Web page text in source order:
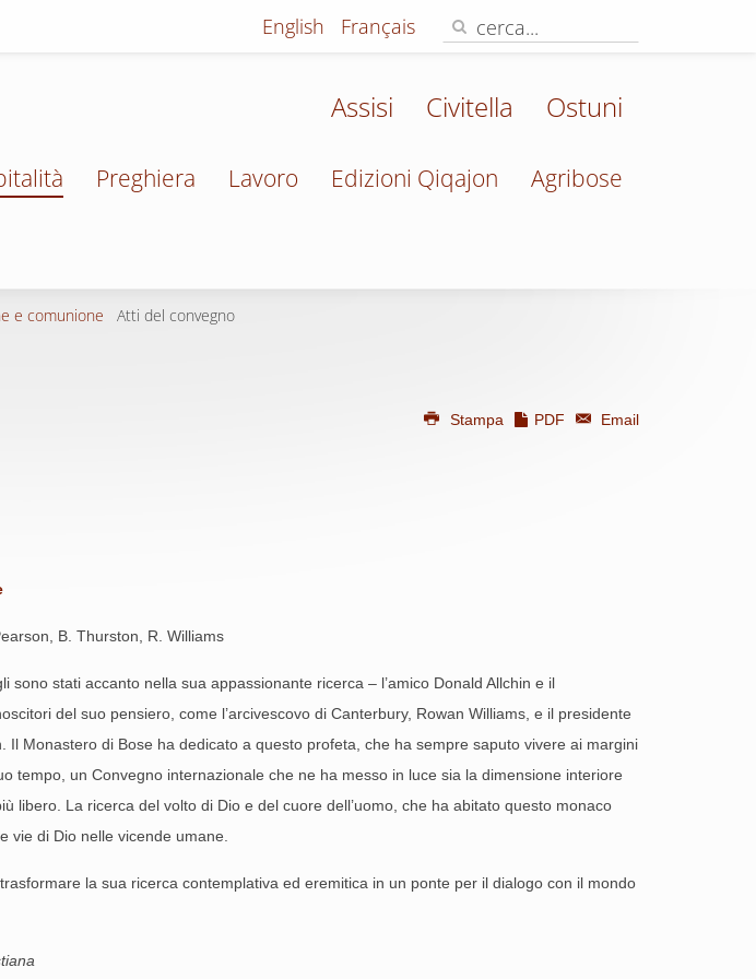
English Français
Assisi Civitella Ostuni
Preghiera Lavoro Edizioni Qiqajon Agribose
e comunione Atti del convegno
Stampa PDF
Email
B. Thurston, R. Williams
sono stati accanto nella sua appassionante ricerca – l’amico Donald Allchin e il
del suo pensiero, come l’arcivescovo di Canterbury, Rowan Williams, e il presidente
Il Monastero di Bose ha dedicato a questo profeta, che ha sempre saputo vivere ai margini
tempo, un Convegno internazionale che ne ha messo in luce sia la dimensione interiore
libero. La ricerca del volto di Dio e del cuore dell’uomo, che ha abitato questo monaco
vie di Dio nelle vicende umane.
la sua ricerca contemplativa ed eremitica in un ponte per il dialogo con il mondo